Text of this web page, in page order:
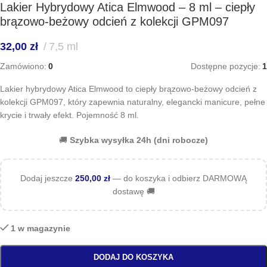
Lakier Hybrydowy Atica Elmwood – 8 ml – ciepły
brązowo-beżowy odcień z kolekcji GPM097
32,00 zł 7,5 ml
Zamówiono: 0 Dostępne pozycje: 1
Lakier hybrydowy Atica Elmwood to ciepły brązowo-beżowy odcień z
kolekcji GPM097, który zapewnia naturalny, elegancki manicure, pełne
krycie i trwały efekt. Pojemność 8 ml.
🚚 Szybka wysyłka 24h (dni robocze)
Dodaj jeszcze 250,00 zł — do koszyka i odbierz DARMOWĄ
dostawę 🚚
1 w magazynie
DODAJ DO KOSZYKA